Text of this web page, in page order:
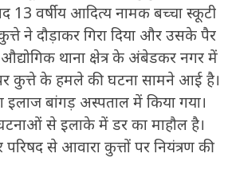
13 वर्षीय आदित्य नामक बच्चा स्कूटी
ने दौड़ाकर गिरा दिया और उसके पैर
थाना क्षेत्र के अंबेडकर नगर में
कुत्ते के हमले की घटना सामने आई है।
इलाज बांगड़ अस्पताल में किया गया।
घटनाओं से इलाके में डर का माहौल है।
परिषद से आवारा कुत्तों पर नियंत्रण की